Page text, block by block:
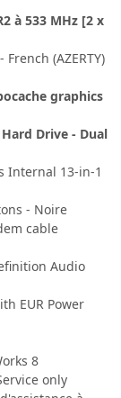
à 533 MHz [2 x
(AZERTY)
graphics
Hard Drive - Dual
Internal 13-in-1
- Noire
cable
Audio
EUR Power
8
only